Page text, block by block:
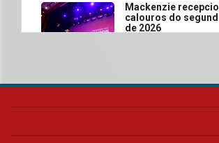
Mackenzie
calouros do
de 2026
Brasília prepara